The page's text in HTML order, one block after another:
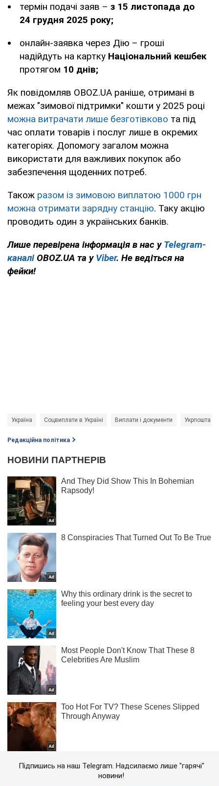
термін подачі заяв – з 15 листопада до
24 грудня 2025 року;
онлайн-заявка через Дію – гроші
надійдуть на картку Національний кешбек
протягом 10 днів;
Як повідомляв OBOZ.UA раніше, отримані в
межах "зимової підтримки" кошти у 2025 році
можна витрачати лише безготівково та під
час оплати товарів і послуг лише в окремих
категоріях. Допомогу загалом можна
використати для важливих покупок або
забезпечення щоденних потреб.
Також разом із зимовою виплатою 1000 грн
можна отримати зарядну станцію. Таку акцію
проводить один з українських банків.
Лише перевірена інформація в нас у Telegram-
каналі OBOZ.UA та у Viber. Не ведіться на
фейки!
Україна Соцвиплати в Україні Виплати і документи Укрпошта
Редакційна політика
Підпишись на наш Telegram. Надсилаємо лише "гарячі"
новини!